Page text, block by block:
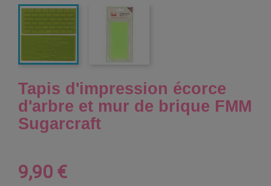
Tapis d'impression écorce
d'arbre et mur de brique FMM
Sugarcraft
9,90 €